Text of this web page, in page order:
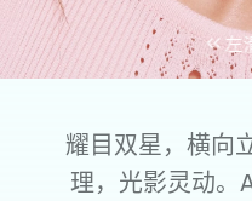
左
耀目双星，横向
理，光影灵动。